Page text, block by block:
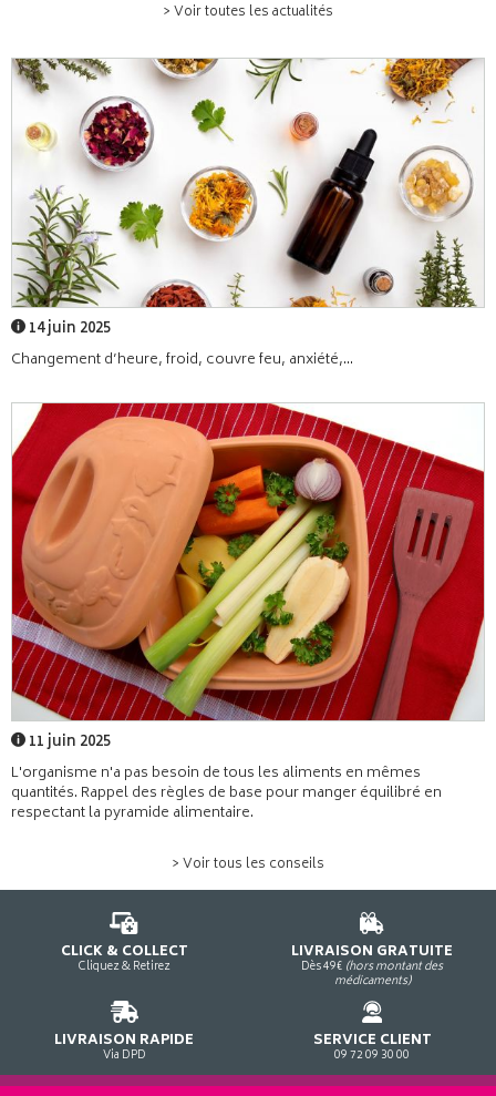
> Voir toutes les actualités
14 juin 2025
Changement d’heure, froid, couvre feu, anxiété,...
11 juin 2025
L'organisme n'a pas besoin de tous les aliments en mêmes
quantités. Rappel des règles de base pour manger équilibré en
respectant la pyramide alimentaire.
> Voir tous les conseils
CLICK & COLLECT
Cliquez & Retirez
LIVRAISON GRATUITE
Dès 49€ (hors montant des
médicaments)
LIVRAISON RAPIDE
Via DPD
SERVICE CLIENT
09 72 09 30 00